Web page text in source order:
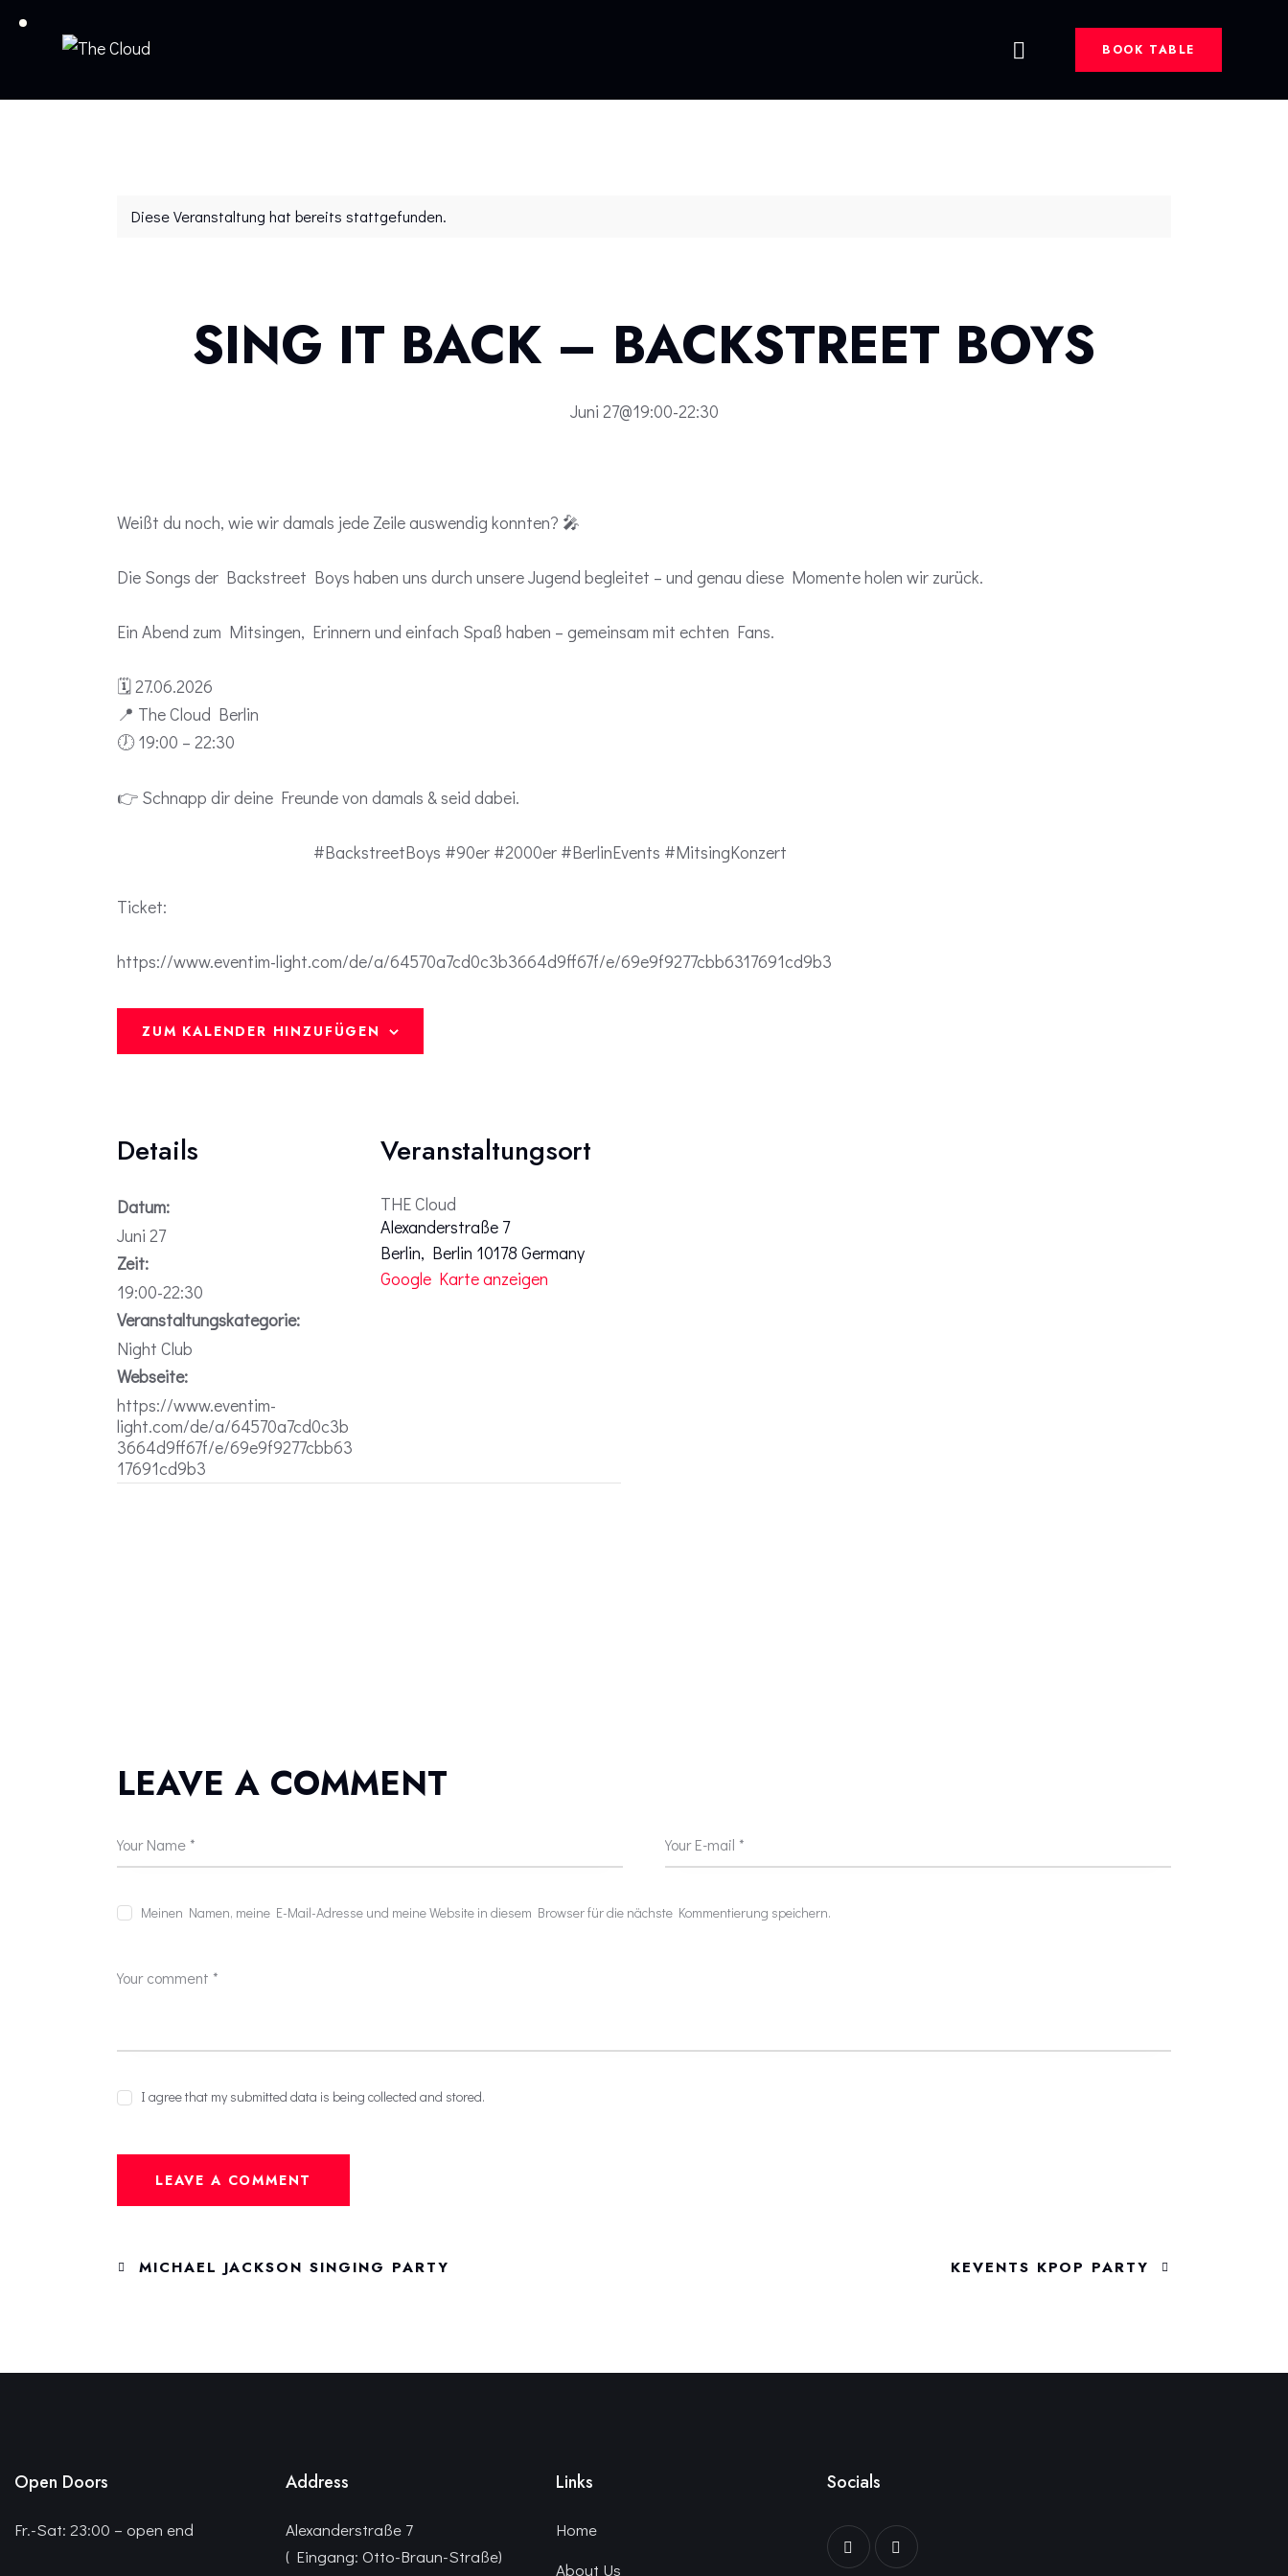
BOOK TABLE
Diese Veranstaltung hat bereits stattgefunden.
SING IT BACK – BACKSTREET BOYS
Juni 27@19:00-22:30
Weißt du noch, wie wir damals jede Zeile auswendig konnten? 🎤
Die Songs der Backstreet Boys haben uns durch unsere Jugend begleitet – und genau diese Momente holen wir zurück.
Ein Abend zum Mitsingen, Erinnern und einfach Spaß haben – gemeinsam mit echten Fans.
🗓 27.06.2026
📍 The Cloud Berlin
🕖 19:00 – 22:30
👉 Schnapp dir deine Freunde von damals & seid dabei.
#BackstreetBoys #90er #2000er #BerlinEvents #MitsingKonzert
Ticket:
https://www.eventim-light.com/de/a/64570a7cd0c3b3664d9ff67f/e/69e9f9277cbb6317691cd9b3
ZUM KALENDER HINZUFÜGEN
Details
Datum:
Juni 27
Zeit:
19:00-22:30
Veranstaltungskategorie:
Night Club
Webseite:
https://www.eventim-
light.com/de/a/64570a7cd0c3b
3664d9ff67f/e/69e9f9277cbb63
17691cd9b3
Veranstaltungsort
THE Cloud
Alexanderstraße 7
Berlin, Berlin 10178 Germany
Google Karte anzeigen
LEAVE A COMMENT
Meinen Namen, meine E-Mail-Adresse und meine Website in diesem Browser für die nächste Kommentierung speichern.
I agree that my submitted data is being collected and stored.
MICHAEL JACKSON SINGING PARTY KEVENTS KPOP PARTY
Open Doors
Fr.-Sat: 23:00 – open end
Address
Alexanderstraße 7
( Eingang: Otto-Braun-Straße)
Links
Home
About Us
Socials